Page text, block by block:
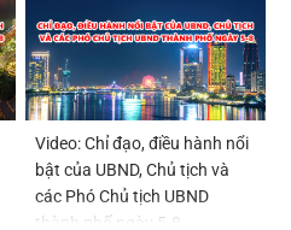
Video: Chỉ đạo, điều hành nổi
bật của UBND, Chủ tịch và
các Phó Chủ tịch UBND
thành phố ngày 5-8